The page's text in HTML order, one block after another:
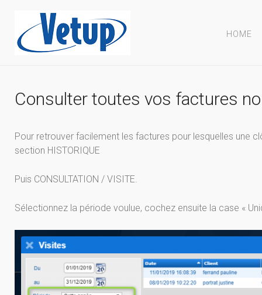
HOME
Consulter toutes vos factures
Pour retrouver facilement les factures pour lesquelles une
section HISTORIQUE
Puis CONSULTATION / VISITE.
Sélectionnez la période voulue, cochez ensuite la case «